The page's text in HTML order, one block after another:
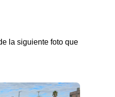
la siguiente foto que